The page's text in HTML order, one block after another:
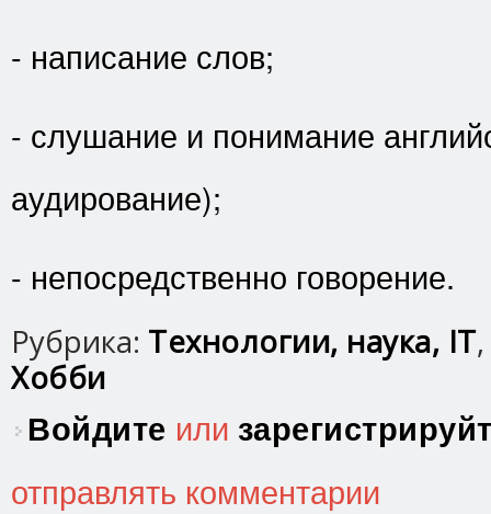
- написание слов;
- слушание и понимание
аудирование);
- непосредственно говорение.
Рубрика: Технологии, наука, IT,
Хобби
Войдите или
отправлять комментарии